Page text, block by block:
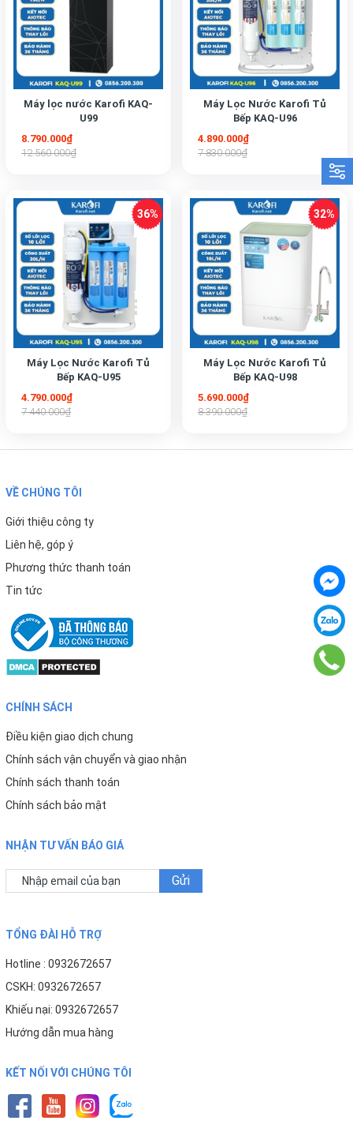
Máy lọc nước Karofi KAQ-
U99
8.790.000₫
12.560.000₫
Máy Lọc Nước Karofi Tủ
Bếp KAQ-U96
4.890.000₫
7.830.000₫
Máy Lọc Nước Karofi Tủ
Bếp KAQ-U95
4.790.000₫
7.440.000₫
Máy Lọc Nước Karofi Tủ
Bếp KAQ-U98
5.690.000₫
8.390.000₫
VỀ CHÚNG TÔI
Giới thiệu công ty
Liên hệ, góp ý
Phương thức thanh toán
Tin tức
CHÍNH SÁCH
Điều kiện giao dịch chung
Chính sách vận chuyển và giao nhận
Chính sách thanh toán
Chính sách bảo mật
NHẬN TƯ VẤN BÁO GIÁ
Gửi
TỔNG ĐÀI HỖ TRỢ
Hotline : 0932672657
CSKH: 0932672657
Khiếu nại: 0932672657
Hướng dẫn mua hàng
KẾT NỐI VỚI CHÚNG TÔI